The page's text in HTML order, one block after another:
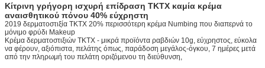
Κίτρινη γρήγορη ισχυρή επίδραση TKTX καμία κρέμα
αναισθητικού πόνου 40% εύχρηστη
2019 δερματοστιξία TKTX 20% περισσότερη κρέμα Numbing που διαπερνά το
μόνιμο φρύδι Makeup
Κρέμα δερματοστιξιών TKTX - μικρά προϊόντα ραβδιών 10g, εύχρηστος, εύκολα
να φέρουν, αξιόπιστα, πελάτης όπως, παράδοση μεγάλος-όγκου, 7 ημέρες μετά
από την πληρωμή του πελάτη οριζόμενου τη διεύθυνση,